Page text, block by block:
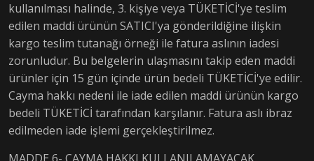
kullanılması halinde, 3. kişiye veya TÜKETİCİ'ye teslim
edilen maddi ürünün SATICI'ya gönderildiğine ilişkin
kargo teslim tutanağı örneği ile fatura aslının iadesi
zorunludur. Bu belgelerin ulaşmasını takip eden maddi
ürünler için 15 gün içinde ürün bedeli TÜKETİCİ'ye edilir.
Cayma hakkı nedeni ile iade edilen maddi ürünün kargo
bedeli TÜKETİCİ tarafından karşılanır. Fatura aslı ibraz
edilmeden iade işlemi gerçekleştirilmez.